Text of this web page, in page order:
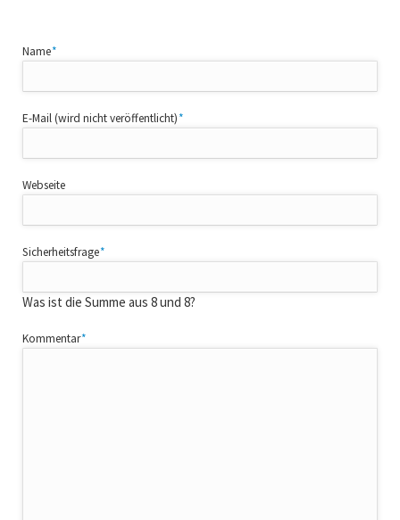
Pflichtfeld
Name*
Pflichtfeld
E-Mail (wird nicht veröffentlicht)*
Webseite
Pflichtfeld
Sicherheitsfrage*
Was ist die Summe aus 8 und 8?
Pflichtfeld
Kommentar*